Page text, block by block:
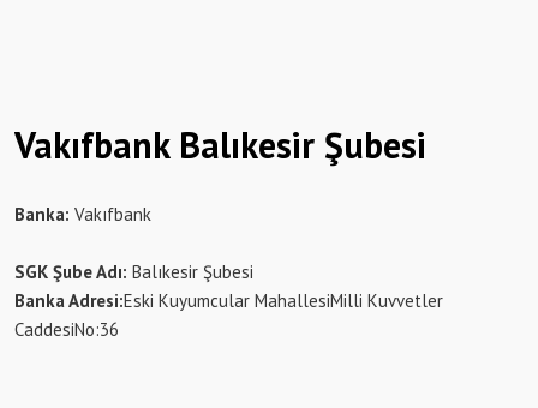
Vakıfbank Balıkesir Şubesi
Banka: Vakıfbank
SGK Şube Adı: Balıkesir Şubesi
Banka Adresi:Eski Kuyumcular MahallesiMilli Kuvvetler
CaddesiNo:36